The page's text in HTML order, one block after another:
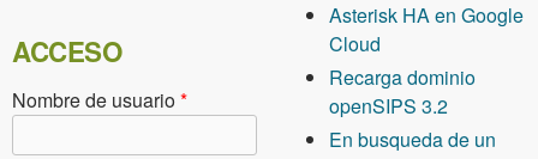
ACCESO
Nombre de usuario*
Asterisk HA en Google
Cloud
Recarga dominio
openSIPS 3.2
En busqueda de un